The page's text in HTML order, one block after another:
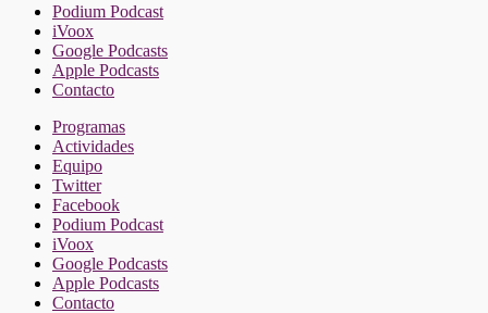
Podium Podcast
iVoox
Google Podcasts
Apple Podcasts
Contacto
Programas
Actividades
Equipo
Twitter
Facebook
Podium Podcast
iVoox
Google Podcasts
Apple Podcasts
Contacto